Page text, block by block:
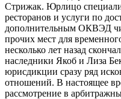
Стрижак. Юрлицо
ресторанов и услуги по
дополнительным ОКВЭД
прочих мест для
несколько лет назад
наследники Якоб и Лиза
юрисдикции сразу ряд
отношений. В настоящее
рассмотрение в